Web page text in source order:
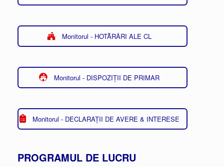
Monitorul - HOTĂRÂRI ALE CL
Monitorul - DISPOZIȚII DE PRIMAR
Monitorul - DECLARAȚII DE AVERE & INTERESE
PROGRAMUL DE LUCRU